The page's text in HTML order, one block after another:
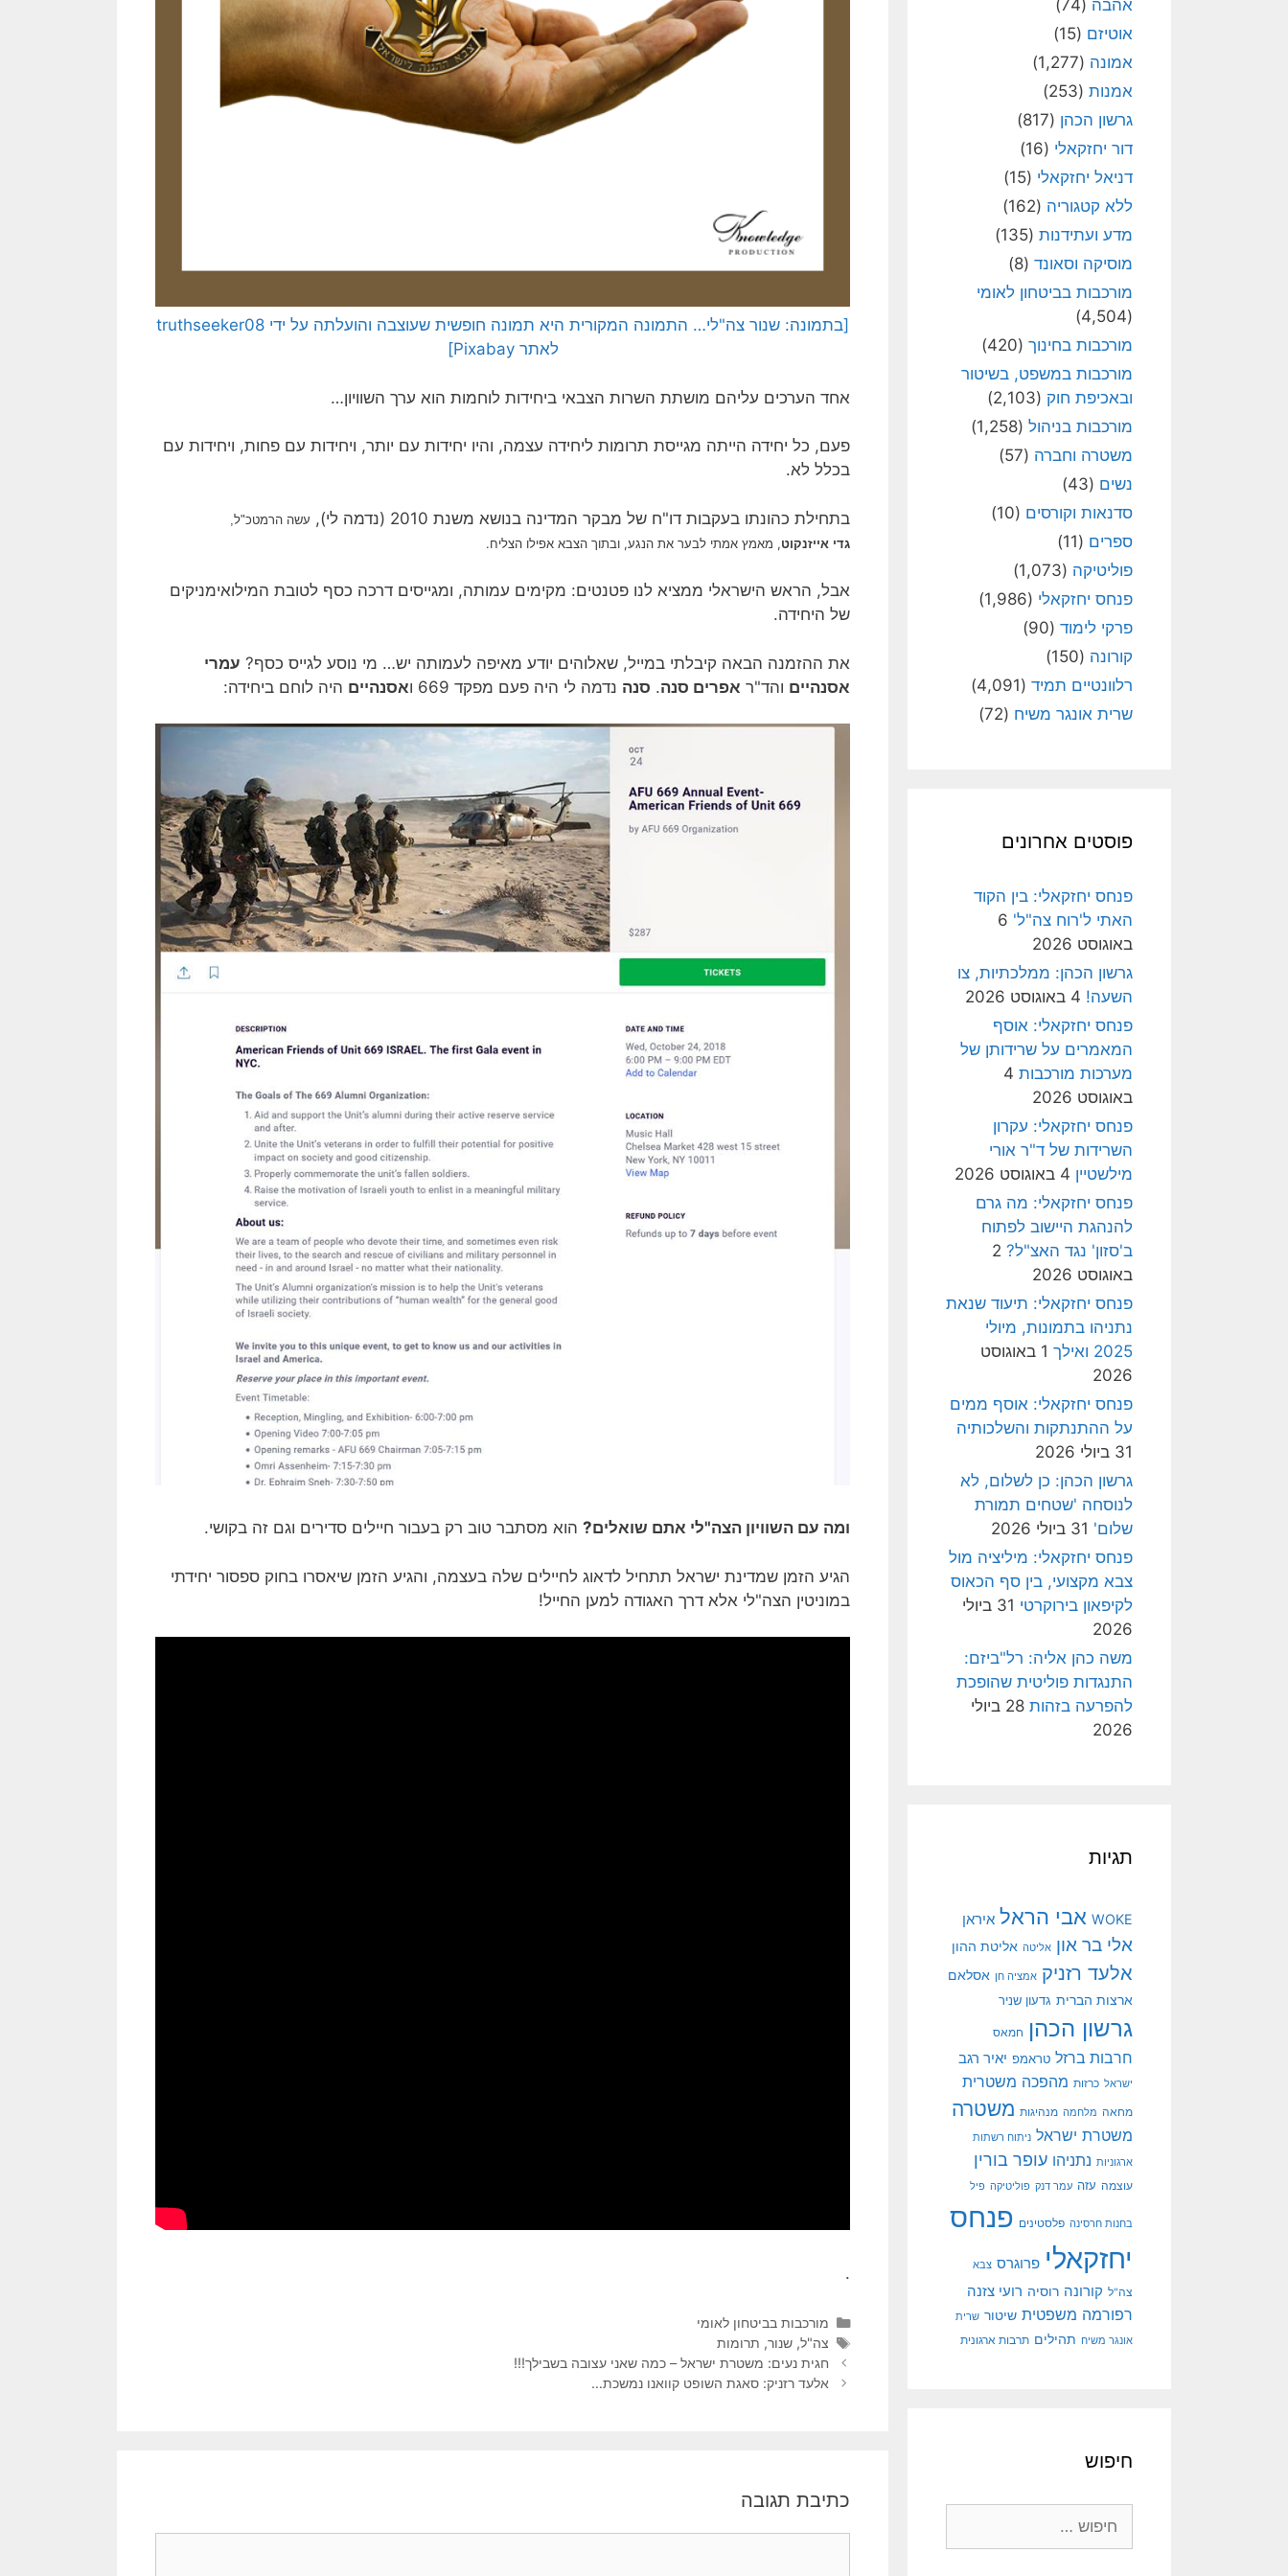
[בתמונה: שנור צה"לי… התמונה המקורית היא תמונה חופשית שעוצבה והועלתה על ידי truthseeker08
לאתר Pixabay]
אחד הערכים עליהם מושתת השרות הצבאי ביחידות לוחמות הוא ערך השוויון…
פעם, כל יחידה הייתה מגייסת תרומות ליחידה עצמה, והיו יחידות עם יותר, ויחידות עם פחות, ויחידות עם
בכלל לא.
בתחילת כהונתו בעקבות דו"ח של מבקר המדינה בנושא משנת 2010 (נדמה לי), עשה הרמטכ"ל,
גדי אייזנקוט, מאמץ אמתי לבער את הנגע, ובתוך הצבא אפילו הצליח.
אבל, הראש הישראלי ממציא לנו פטנטים: מקימים עמותה, ומגייסים דרכה כסף לטובת המילואימניקים
של היחידה.
את ההזמנה הבאה קיבלתי במייל, שאלוהים יודע מאיפה לעמותה יש… מי נוסע לגייס כסף? עמרי
אסנהיים והד"ר אפרים סנה. סנה נדמה לי היה פעם מפקד 669 ו אסנהיים היה לוחם ביחידה:
ומה עם השוויון הצה"לי אתם שואלים? הוא מסתבר טוב רק בעבור חיילים סדירים וגם זה בקושי.
הגיע הזמן שמדינת ישראל תתחיל לדאוג לחיילים שלה בעצמה, והגיע הזמן שיאסרו בחוק ספסור יחידתי
במוניטין הצה"לי אלא דרך האגודה למען החייל!
.
קטגוריות
מורכבות בביטחון לאומי
תגיות
צה"ל, שנור, תרומות
חגית נעים: משטרת ישראל – כמה שאני עצובה בשבילך!!!
אלעד רזניק: סאגת השופט קוואנו נמשכת…
כתיבת תגובה
אהבה (74)
אוטיזם (15)
אמונה (1,277)
אמנות (253)
גרשון הכהן (817)
דור יחזקאלי (16)
דניאל יחזקאלי (15)
ללא קטגוריה (162)
מדע ועתידנות (135)
מוסיקה וסאונד (8)
מורכבות בביטחון לאומי
(4,504)
מורכבות בחינוך (420)
מורכבות במשפט, בשיטור
ובאכיפת חוק (2,103)
מורכבות בניהול (1,258)
משטרה וחברה (57)
נשים (43)
סדנאות וקורסים (10)
ספרים (11)
פוליטיקה (1,073)
פנחס יחזקאלי (1,986)
פרקי לימוד (90)
קורונה (150)
רלוונטיים תמיד (4,091)
שרית אונגר משיח (72)
פוסטים אחרונים
פנחס יחזקאלי: בין הקוד
האתי ל'רוח צה"ל' 6
באוגוסט 2026
גרשון הכהן: ממלכתיות, צו
השעה! 4 באוגוסט 2026
פנחס יחזקאלי: אוסף
המאמרים על שרידותן של
מערכות מורכבות 4
באוגוסט 2026
פנחס יחזקאלי: עקרון
השרידות של ד"ר אורי
מילשטיין 4 באוגוסט 2026
פנחס יחזקאלי: מה גרם
להנהגת היישוב לפתוח
ב'סזון' נגד האצ"ל? 2
באוגוסט 2026
פנחס יחזקאלי: תיעוד שנאת
נתניהו בתמונות, מיולי
2025 ואילך
1 באוגוסט
2026
פנחס יחזקאלי: אוסף ממים
על ההתנתקות והשלכותיה
31 ביולי 2026
גרשון הכהן: כן לשלום, לא
לנוסחה 'שטחים תמורת
שלום' 31 ביולי 2026
פנחס יחזקאלי: מיליציה מול
צבא מקצועי, בין סף הכאוס
לקיפאון בירוקרטי
31 ביולי
2026
משה כהן אליה: רל"ביזם:
התנגדות פוליטית שהופכת
להפרעה בזהות
28 ביולי
2026
תגיות
WOKE אבי הראל איראן
אלי בר און אליטה אליטת ההון
אלעד רזניק אמציה חן אסלאם
ארצות הברית גדעון שניר
גרשון הכהן חמאס
חרבות ברזל טראמפ יאיר רגב
ישראל כרזות מהפכה משטרית
מחאה מלחמה מנהיגות משטרה
משטרת ישראל ניתוח רשתות
ארגוניות נתניהו עופר בורין
עוצמה עזה עמר דנק פוליטיקה פיל
בחנות חרסינה פלסטינים פנחס
יחזקאלי פרוגרס צבא
צה"ל קורונה רוסיה רועי צזנה
רפורמה משפטית שיטור שרית
אונגר משיח תהילים תרבות ארגונית
חיפוש